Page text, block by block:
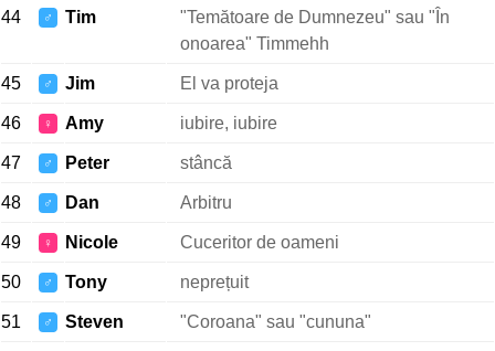
44 ♂ Tim
"Temătoare de Dumnezeu" sau "În
onoarea" Timmehh
45 ♂ Jim El va proteja
46 ♀ Amy iubire, iubire
47 ♂ Peter stâncă
48 ♂ Dan Arbitru
49 ♀ Nicole Cuceritor de oameni
50 ♂ Tony neprețuit
51 ♂ Steven "Coroana" sau "cununa"